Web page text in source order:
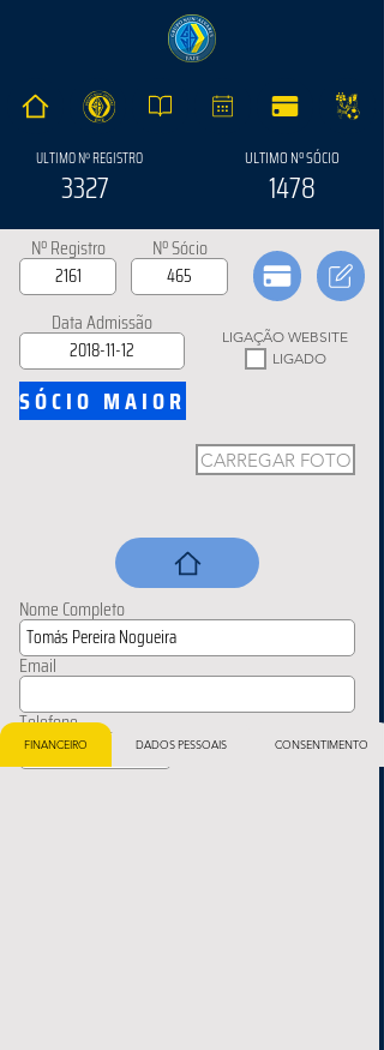
ULTIMO Nº REGISTRO
3327
ULTIMO Nº SÓCIO
1478
Nº Registro Nº Sócio
Data Admissão
LIGAÇÃO WEBSITE
LIGADO
SÓCIO MAIOR
CARREGAR FOTO
Nome Completo
Email
Telefone
FINANCEIRO DADOS PESSOAIS CONSENTIMENTO